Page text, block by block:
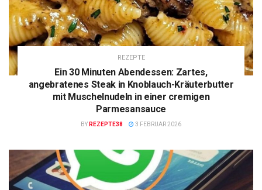
REZEPTE
Ein 30 Minuten Abendessen: Zartes,
angebratenes Steak in Knoblauch-Kräuterbutter
mit Muschelnudeln in einer cremigen
Parmesansauce
BY REZEPTE38 3 FEBRUAR 2026